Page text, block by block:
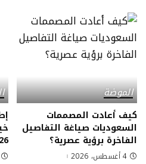
الموضة
كيف أعادت المصممات
السعوديات صياغة التفاصيل
الفاخرة برؤية عصرية؟
4 أغسطس، 2026